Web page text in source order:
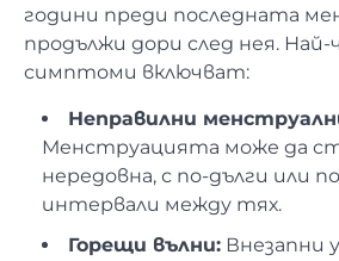
години преди последната
продължи дори след нея.
симптоми включват:
Неправилни
Менструацията може да
нередовна, с по-дълги или
интервали между тях.
Горещи вълни: Внезапни